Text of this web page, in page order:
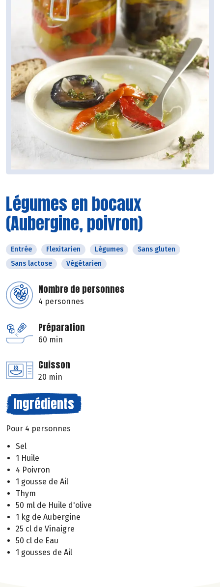
Légumes en bocaux
(Aubergine, poivron)
Entrée Flexitarien Légumes
Sans gluten
Sans lactose
Végétarien
Nombre de personnes
4 personnes
Préparation
60 min
Cuisson
20 min
Ingrédients
Pour 4 personnes
Sel
1 Huile
4 Poivron
1 gousse de Ail
Thym
50 ml de Huile d'olive
1 kg de Aubergine
25 cl de Vinaigre
50 cl de Eau
1 gousses de Ail